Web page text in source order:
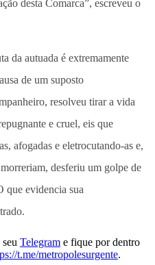
desta Comarca”, escreveu o
da autuada é extremamente
de um suposto
resolveu tirar a vida
e cruel, eis que
afogadas e eletrocutando-as e,
desferiu um golpe de
que evidencia sua
Telegram e fique por dentro
t.me/metropolesurgente.